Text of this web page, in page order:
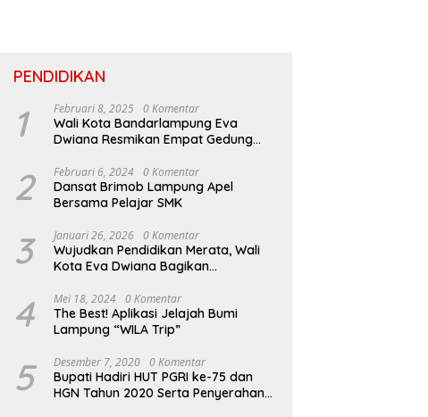
PENDIDIKAN
1 Februari 8, 2025 0 Komentar
Wali Kota Bandarlampung Eva
Dwiana Resmikan Empat Gedung
2 Februari 6, 2024 0 Komentar
Dansat Brimob Lampung Apel
Bersama Pelajar SMK
3 Januari 26, 2026 0 Komentar
Wujudkan Pendidikan Merata, Wali
Kota Eva Dwiana Bagikan
Siswa SD dan SMP
4 Mei 18, 2024 0 Komentar
The Best! Aplikasi Jelajah Bumi
Lampung “WILA Trip”
5 Desember 7, 2020 0 Komentar
Bupati Hadiri HUT PGRI ke-75 dan
HGN Tahun 2020 Serta Penyerahan